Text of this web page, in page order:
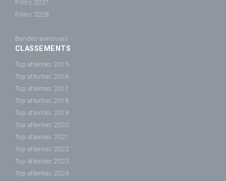
Films 2027
Films 2028
Bandes-annonces
CLASSEMENTS
Top attentes 2015
Top attentes 2016
Top attentes 2017
Top attentes 2018
Top attentes 2019
Top attentes 2020
Top attentes 2021
Top attentes 2022
Top attentes 2023
Top attentes 2024